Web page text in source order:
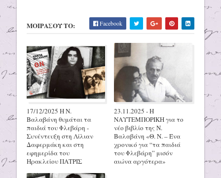
ΜΟΙΡΑΣΟΥ ΤΟ: Facebook
17/12/2025 H N.
Βαλαβάνη θυμάται τα
παιδιά του Φλεβάρη -
Συνέντευξη στη Λίλιαν
Δαφερμάκη και στη
εφημερίδα του
Ηρακλείου ΠΑΤΡΙΣ
23.11.2025 - Η
ΝΑΥΤΕΜΠΟΡΙΚΗ για το
νέο βιβλίο της Ν.
Βαλαβάνη «Θ. Ν. – Ένα
χρονικό για “τα παιδιά
του Φλεβάρη” μισόν
αιώνα αργότερα»